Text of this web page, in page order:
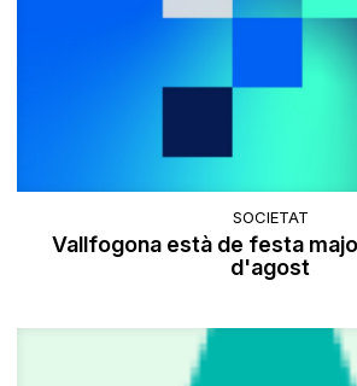
SOCIETAT
Vallfogona està de festa
d'agost